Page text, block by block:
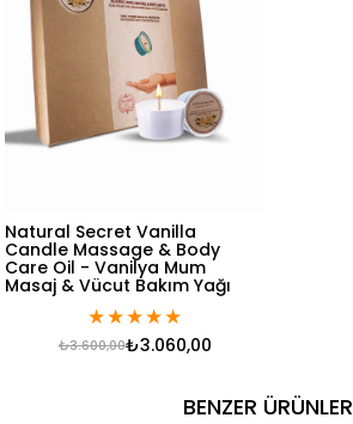
Natural Secret Vanilla
Candle Massage & Body
Care Oil - Vanilya Mum
Masaj & Vücut Bakım Yağı
★★★★★
₺3.060,00
₺3.600,00
BENZER ÜRÜNLER